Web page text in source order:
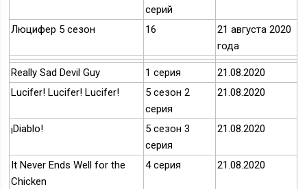
серий
Люцифер 5 сезон
16
21 августа 2020
года
Really Sad Devil Guy 1 серия
21.08.2020
Lucifer! Lucifer! Lucifer!
5 сезон 2
серия
21.08.2020
¡Diablo!
5 сезон 3
серия
21.08.2020
It Never Ends Well for the
Chicken
4 серия 21.08.2020